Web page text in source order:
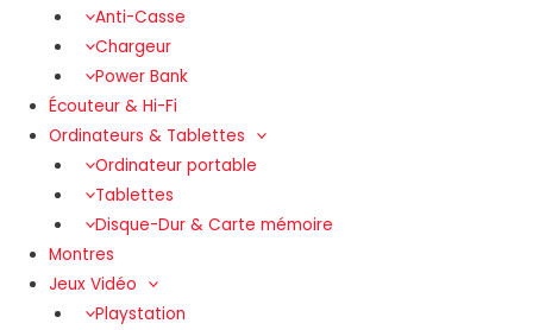
Anti-Casse
Chargeur
Power Bank
Écouteur & Hi-Fi
Ordinateurs & Tablettes
Ordinateur portable
Tablettes
Disque-Dur & Carte mémoire
Montres
Jeux Vidéo
Playstation